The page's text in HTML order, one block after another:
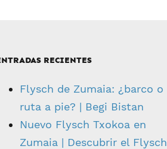
RECIENTES
Flysch de Zumaia: ¿barco o
ruta a pie? | Begi Bistan
Nuevo Flysch Txokoa en
Zumaia | Descubrir el Flysch